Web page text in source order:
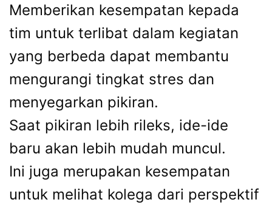
Memberikan kesempatan kepada
tim untuk terlibat dalam kegiatan
yang berbeda dapat membantu
mengurangi tingkat stres dan
menyegarkan pikiran.
Saat pikiran lebih rileks, ide-ide
baru akan lebih mudah muncul.
Ini juga merupakan kesempatan
untuk melihat kolega dari perspektif